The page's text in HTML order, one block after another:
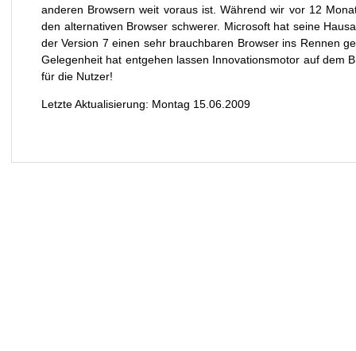
anderen Browsern weit voraus ist. Während wir vor 12
den alternativen Browser schwerer. Microsoft hat seine
der Version 7 einen sehr brauchbaren Browser ins Rennen
Gelegenheit hat entgehen lassen Innovationsmotor auf dem
für die Nutzer!
Letzte Aktualisierung: Montag 15.06.2009